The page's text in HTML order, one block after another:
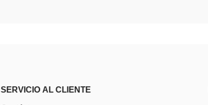
SERVICIO AL CLIENTE